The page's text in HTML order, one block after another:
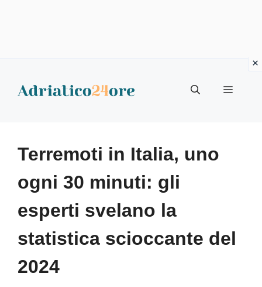
Menu
Terremoti in Italia, uno
ogni 30 minuti: gli
esperti svelano la
statistica scioccante del
2024